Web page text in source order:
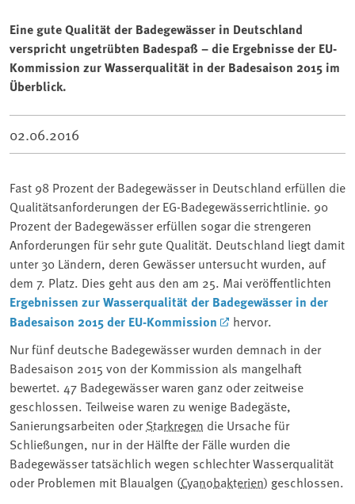
Eine gute Qualität der Badegewässer in Deutschland
verspricht ungetrübten Badespaß – die Ergebnisse der EU-
Kommission zur Wasserqualität in der Badesaison 2015 im
Überblick.
02.06.2016
Fast 98 Prozent der Badegewässer in Deutschland erfüllen die
Qualitätsanforderungen der EG-Badegewässerrichtlinie. 90
Prozent der Badegewässer erfüllen sogar die strengeren
Anforderungen für sehr gute Qualität. Deutschland liegt damit
unter 30 Ländern, deren Gewässer untersucht wurden, auf
dem 7. Platz. Dies geht aus den am 25. Mai veröffentlichten
Ergebnissen zur Wasserqualität der Badegewässer in der
Badesaison 2015 der EU-Kommission
hervor.
Nur fünf deutsche Badegewässer wurden demnach in der
Badesaison 2015 von der Kommission als mangelhaft
bewertet. 47 Badegewässer waren ganz oder zeitweise
geschlossen. Teilweise waren zu wenige Badegäste,
Sanierungsarbeiten oderStarkregen die Ursache für
Schließungen, nur in der Hälfte der Fälle wurden die
Badegewässer tatsächlich wegen schlechter Wasserqualität
oder Problemen mit Blaualgen (Cyanobakterien) geschlossen.